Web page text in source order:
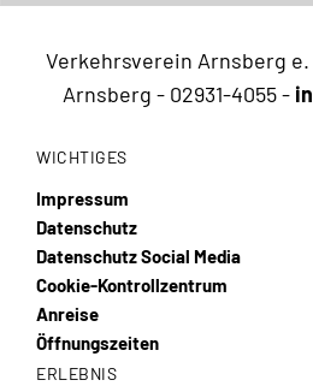
Verkehrsverein Arnsberg e.
Arnsberg - 02931-4055-
WICHTIGES
Impressum
Datenschutz
Datenschutz Social Media
Cookie-Kontrollzentrum
Anreise
Öffnungszeiten
ERLEBNIS